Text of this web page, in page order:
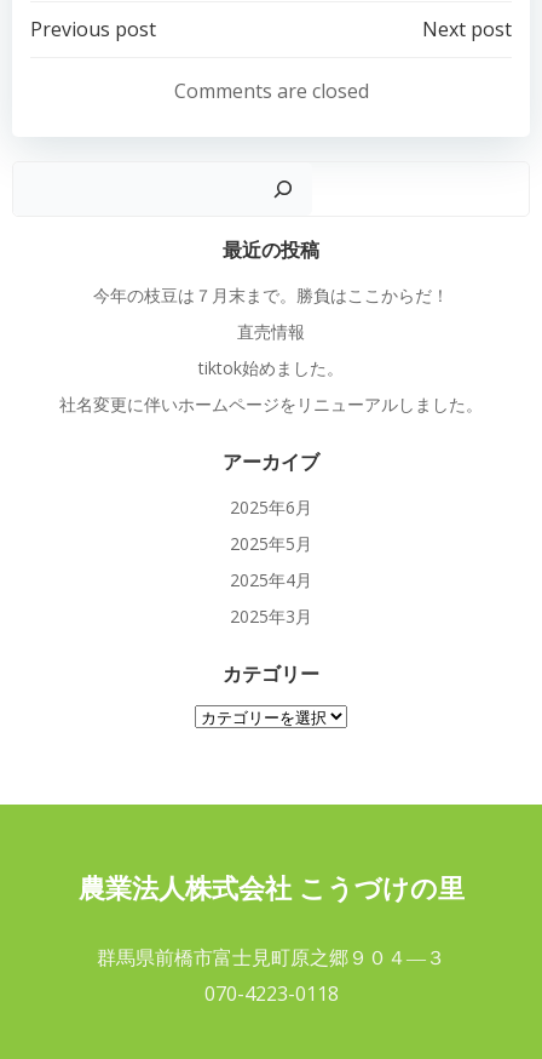
Post
navigation
Previous post
navigation
Next post
Comments are closed
最近の投稿
今年の枝豆は７月末まで。勝負はここからだ！
直売情報
tiktok始めました。
社名変更に伴いホームページをリニューアルしました。
アーカイブ
2025年6月
2025年5月
2025年4月
2025年3月
カテゴリー
カ
リ
農業法人株式会社 こうづけの里
群馬県前橋市富士見町原之郷９０４―３
070-4223-0118